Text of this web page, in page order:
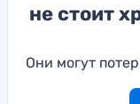
не стоит
Они могут